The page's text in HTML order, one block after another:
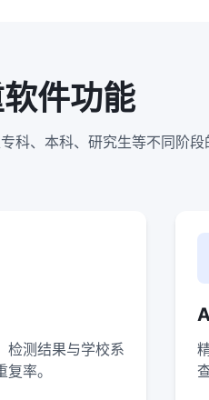
件功能
科、本科、研究生等不同阶段
检测结果与学校系
率。